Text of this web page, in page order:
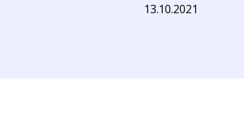
13.10.2021